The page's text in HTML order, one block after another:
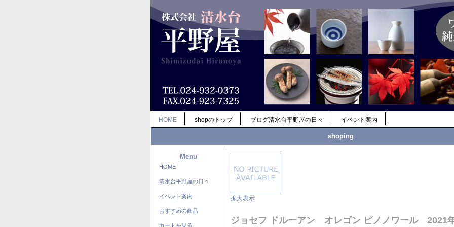
HOME shopのトップ ブログ清水台平野屋の日々 イベント案内
shoping
Menu
HOME
清水台平野屋の日々
イベント案内
おすすめの商品
カートを見る
拡大表示
ジョセフ ドルーアン オレゴン ピノノワール 2021